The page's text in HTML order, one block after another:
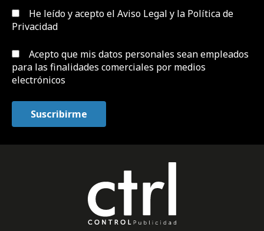
He leído y acepto el Aviso Legal y la Política de
Privacidad
Acepto que mis datos personales sean empleados
para las finalidades comerciales por medios
electrónicos